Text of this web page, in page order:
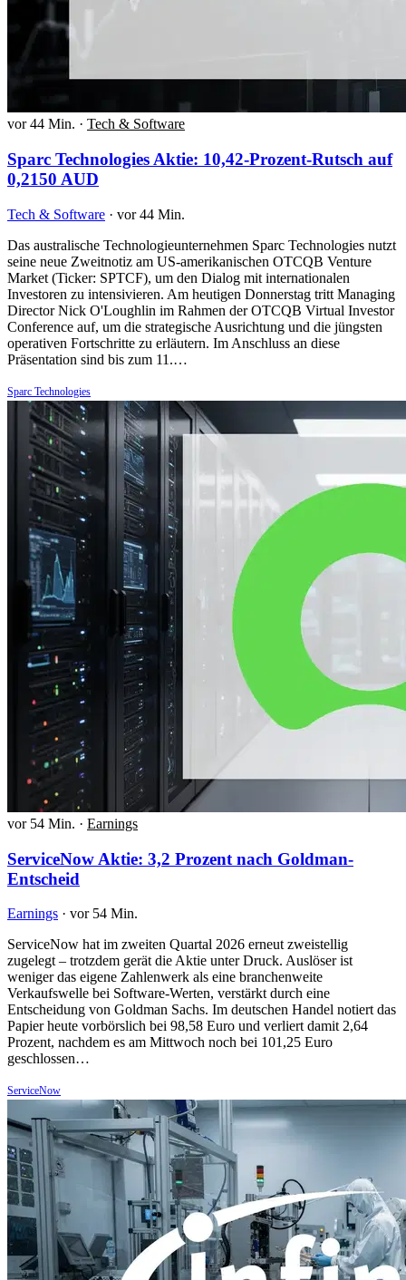
vor 44 Min. · Tech & Software
Sparc Technologies Aktie: 10,42-Prozent-Rutsch auf
0,2150 AUD
Tech & Software · vor 44 Min.
Das australische Technologieunternehmen Sparc Technologies nutzt
seine neue Zweitnotiz am US-amerikanischen OTCQB Venture
Market (Ticker: SPTCF), um den Dialog mit internationalen
Investoren zu intensivieren. Am heutigen Donnerstag tritt Managing
Director Nick O'Loughlin im Rahmen der OTCQB Virtual Investor
Conference auf, um die strategische Ausrichtung und die jüngsten
operativen Fortschritte zu erläutern. Im Anschluss an diese
Präsentation sind bis zum 11.…
Sparc Technologies
vor 54 Min. · Earnings
ServiceNow Aktie: 3,2 Prozent nach Goldman-
Entscheid
Earnings · vor 54 Min.
ServiceNow hat im zweiten Quartal 2026 erneut zweistellig
zugelegt – trotzdem gerät die Aktie unter Druck. Auslöser ist
weniger das eigene Zahlenwerk als eine branchenweite
Verkaufswelle bei Software-Werten, verstärkt durch eine
Entscheidung von Goldman Sachs. Im deutschen Handel notiert das
Papier heute vorbörslich bei 98,58 Euro und verliert damit 2,64
Prozent, nachdem es am Mittwoch noch bei 101,25 Euro
geschlossen…
ServiceNow